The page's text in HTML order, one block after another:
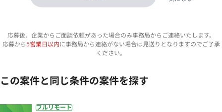
応募後、企業からご面談依頼があった場合のみ事務局からご連絡いたします。
応募から5営業日以内に事務局から連絡がない場合は見送りとなりますのでご了承
ください。
この案件と同じ条件の案件を探す
フルリモート